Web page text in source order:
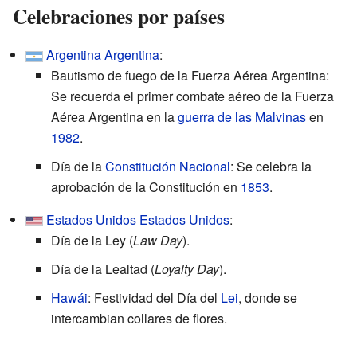
Celebraciones por países
ArgentinaArgentina:
Bautismo de fuego de la Fuerza Aérea Argentina:
Se recuerda el primer combate aéreo de la Fuerza
Aérea Argentina en laguerra de las Malvinasen
1982.
Día de laConstitución Nacional: Se celebra la
aprobación de la Constitución en 1853.
Estados Unidos Estados Unidos:
Día de la Ley (Law Day).
Día de la Lealtad (Loyalty Day).
Hawái: Festividad del Día del Lei, donde se
intercambian collares de flores.